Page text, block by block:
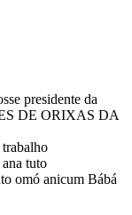
presidente da
DE ORIXAS DA
trabalho
tuto
omó anicum Bábá